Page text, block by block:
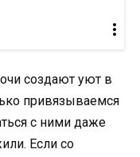
создают уют в
привязываемся
с ними даже
Если со